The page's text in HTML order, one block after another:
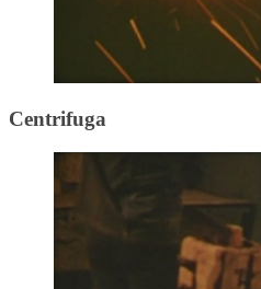
Centrifuga